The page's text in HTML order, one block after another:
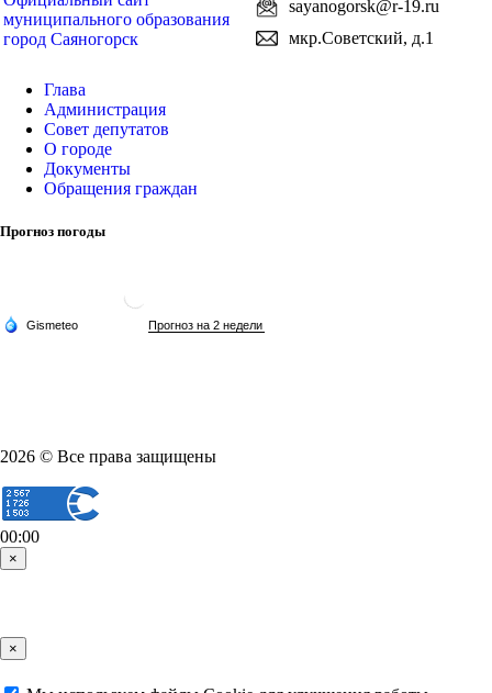
муниципального образования
город Саяногорск
sayanogorsk@r-19.ru
мкр.Советский, д.1
Глава
Администрация
Совет депутатов
О городе
Документы
Обращения граждан
Прогноз погоды
2026 © Все права защищены
00:00
×
×